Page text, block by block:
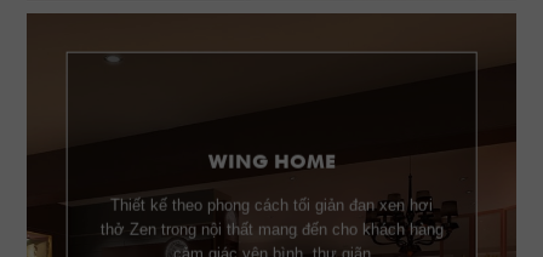
WING HOME
Thiết kế theo phong cách tối giản đan xen hơi
thở Zen trong nội thất mang đến cho khách hàng